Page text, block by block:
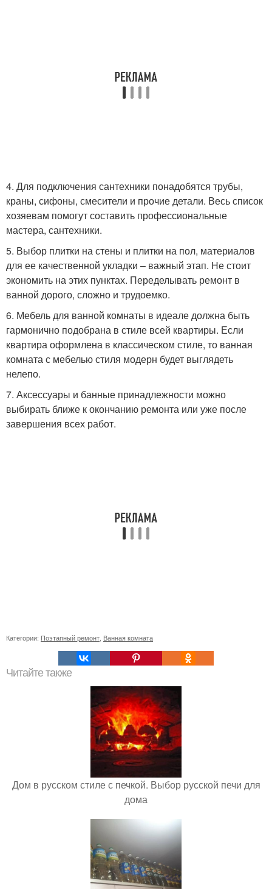
4. Для подключения сантехники понадобятся трубы,
краны, сифоны, смесители и прочие детали. Весь список
хозяевам помогут составить профессиональные
мастера, сантехники.
5. Выбор плитки на стены и плитки на пол, материалов
для ее качественной укладки – важный этап. Не стоит
экономить на этих пунктах. Переделывать ремонт в
ванной дорого, сложно и трудоемко.
6. Мебель для ванной комнаты в идеале должна быть
гармонично подобрана в стиле всей квартиры. Если
квартира оформлена в классическом стиле, то ванная
комната с мебелью стиля модерн будет выглядеть
нелепо.
7. Аксессуары и банные принадлежности можно
выбирать ближе к окончанию ремонта или уже после
завершения всех работ.
Категории: Поэтапный ремонт Ванная комната
Читайте также
Дом в русском стиле с печкой. Выбор русской печи для
дома